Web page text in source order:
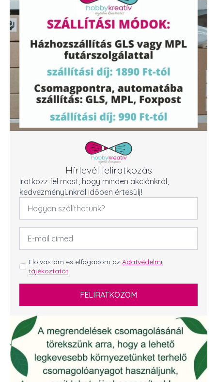
Hírlevél feliratkozás
Iratkozz fel most, hogy minden akciónkról,
kedvezményünkről időben értesülj!
Név
Email
cím
GDPR
*
Elolvastam és elfogadom az Adatvédelmi
tájékoztatót.
FELIRATKOZOM